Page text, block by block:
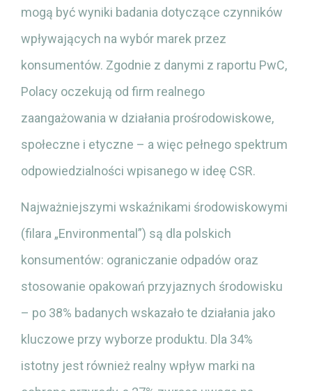
mogą być wyniki badania dotyczące czynników
wpływających na wybór marek przez
konsumentów. Zgodnie z danymi z raportu PwC,
Polacy oczekują od firm realnego
zaangażowania w działania prośrodowiskowe,
społeczne i etyczne – a więc pełnego spektrum
odpowiedzialności wpisanego w ideę CSR.
Najważniejszymi wskaźnikami środowiskowymi
(filara „Environmental”) są dla polskich
konsumentów: ograniczanie odpadów oraz
stosowanie opakowań przyjaznych środowisku
– po 38% badanych wskazało te działania jako
kluczowe przy wyborze produktu. Dla 34%
istotny jest również realny wpływ marki na